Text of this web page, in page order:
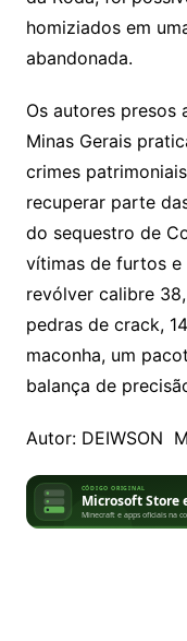
homiziados em
abandonada.
Os autores presos
Minas Gerais
crimes
recuperar parte
do sequestro de
vítimas de furtos e
revólver calibre
pedras de crack,
maconha, um
balança de
Autor: DEIWSON